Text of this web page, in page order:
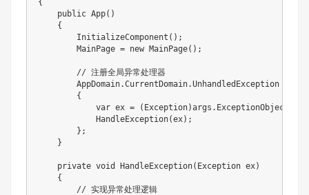
public App( )
{
InitializeComponent ( ) ;
        MainPage
= new MainPage( ) ;
// 注册全局异常处理器
        AppDomain
.CurrentDomain.UnhandledException
{
var ex = ( Exception)args . ExceptionObject
HandleException(ex) ;
} ;
}
private void HandleException( Exception ex)
{
// 实现异常处理逻辑